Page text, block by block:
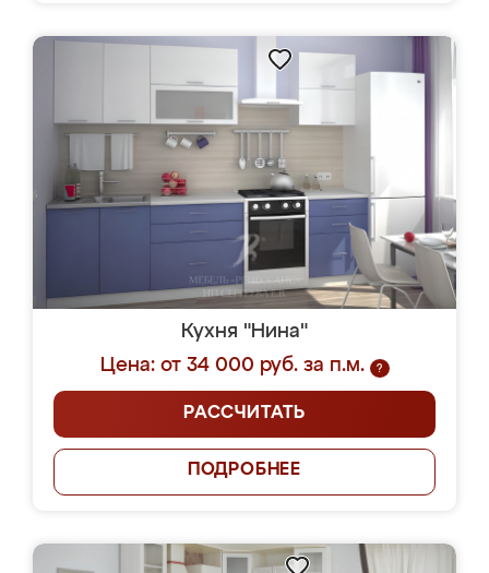
Кухня "Нина"
Цена: от 34 000 руб. за п.м.
?
РАССЧИТАТЬ
ПОДРОБНЕЕ